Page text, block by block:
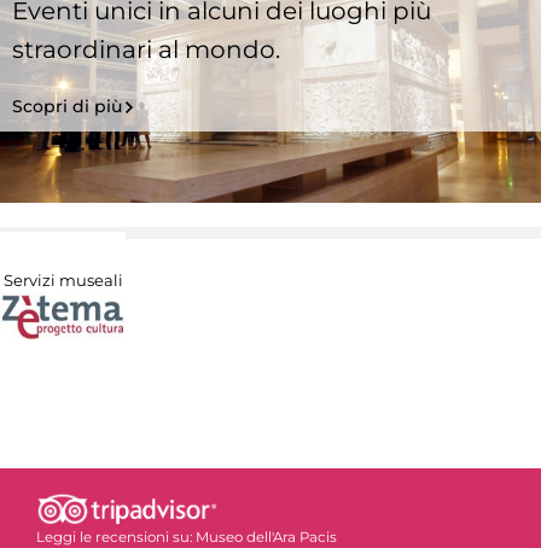
Eventi unici in alcuni dei luoghi più
straordinari al mondo.
Scopri di più
Servizi museali
Leggi le recensioni su: Museo dell'Ara Pacis